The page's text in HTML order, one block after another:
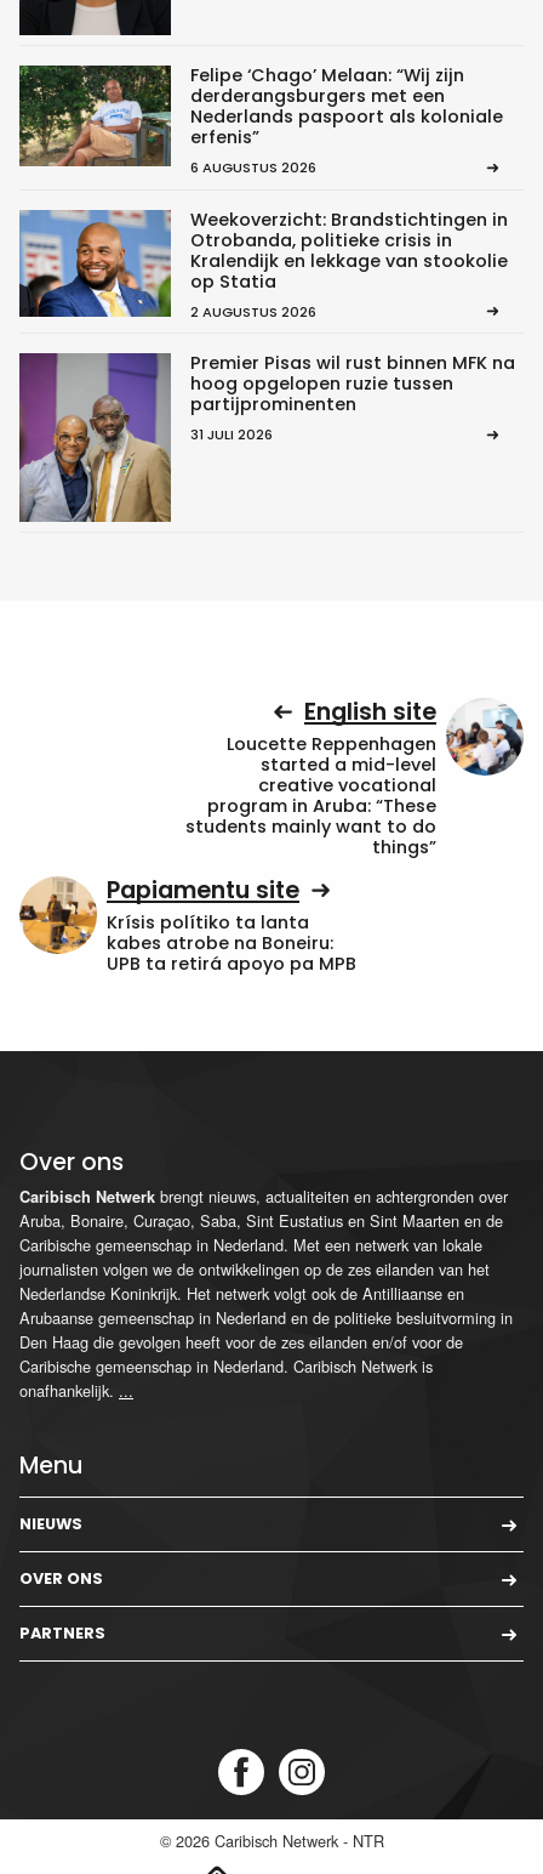
Felipe ‘Chago’ Melaan: “Wij zijn
derderangsburgers met een
Nederlands paspoort als koloniale
erfenis”
6 AUGUSTUS 2026
Weekoverzicht: Brandstichtingen in
Otrobanda, politieke crisis in
Kralendijk en lekkage van stookolie
op Statia
2 AUGUSTUS 2026
Premier Pisas wil rust binnen MFK na
hoog opgelopen ruzie tussen
partijprominenten
31 JULI 2026
English site
Loucette Reppenhagen
started a mid-level
creative vocational
program in Aruba: “These
students mainly want to do
things”
Papiamentu site
Krísis polítiko ta lanta
kabes atrobe na Boneiru:
UPB ta retirá apoyo pa MPB
Over ons
Caribisch Netwerk brengt nieuws, actualiteiten en achtergronden over
Aruba, Bonaire, Curaçao, Saba, Sint Eustatius en Sint Maarten en de
Caribische gemeenschap in Nederland. Met een netwerk van lokale
journalisten volgen we de ontwikkelingen op de zes eilanden van het
Nederlandse Koninkrijk. Het netwerk volgt ook de Antilliaanse en
Arubaanse gemeenschap in Nederland en de politieke besluitvorming in
Den Haag die gevolgen heeft voor de zes eilanden en/of voor de
Caribische gemeenschap in Nederland. Caribisch Netwerk is
onafhankelijk. ...
Menu
NIEUWS
OVER ONS
PARTNERS
© 2026 Caribisch Netwerk - NTR